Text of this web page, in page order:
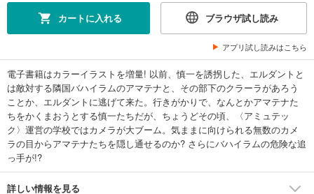
カートに入れる ブラウザ試し読み
アプリ試し読みはこちら
電子書籍はカラーイラストを増量! 以前、慎一を誘拐した、エルダントと
は敵対する隣国バハイラムのアマテナと、その部下のクラーラがあろう
ことか、エルダントに逃げて来た。行きがかりで、なんとかアマテナた
ちをかくまおうとする慎一たちだが、ちょうどその頃、〈アミュテッ
ク〉運営の学校ではカメラが大ブーム。気ままに向けられる無数のカメ
ラの目からアマテナたちを隠し通せるのか? さらにバハイラムの危険な追
っ手が!?
詳しい情報を見る
試し読み
アウトブレイク・カンパニー 萌える侵略者８
605円 (税込)
カート
試し読み
あらすじを表示する
605円 (税込)
カート